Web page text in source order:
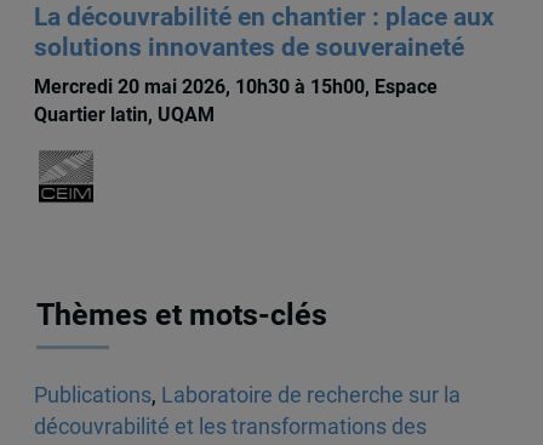
La découvrabilité en chantier : place aux
solutions innovantes de souveraineté
Mercredi 20 mai 2026, 10h30 à 15h00, Espace
Quartier latin, UQAM
Thèmes et mots-clés
Publications, Laboratoire de recherche sur la
découvrabilité et les transformations des